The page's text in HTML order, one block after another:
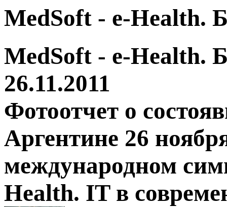
MedSoft - e-Health.
MedSoft - e-Health.
26.11.2011
Фотоотчет о
Аргентине 26
международном
Health. IT в